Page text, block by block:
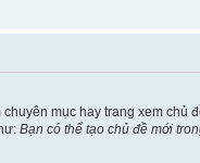
mục hay trang xem
Bạn có thể tạo chủ đề mới